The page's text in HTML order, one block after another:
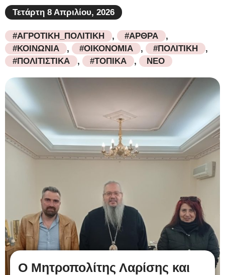
Τετάρτη 8 Απριλίου, 2026
#ΑΓΡΟΤΙΚΗ_ΠΟΛΙΤΙΚΗ , #ΑΡΘΡΑ
,
#ΚΟΙΝΩΝΙΑ
, #ΟΙΚΟΝΟΜΙΑ , #ΠΟΛΙΤΙΚΗ
,
#ΠΟΛΙΤΙΣΤΙΚΑ
, #ΤΟΠΙΚΑ , ΝΕΟ
Ο Μητροπολίτης Λαρίσης και